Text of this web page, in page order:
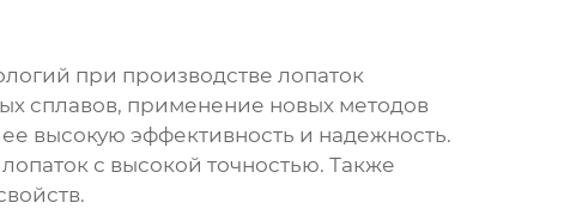
при производстве лопаток
сплавов, применение новых методов
высокую эффективность и надежность.
с высокой точностью. Также